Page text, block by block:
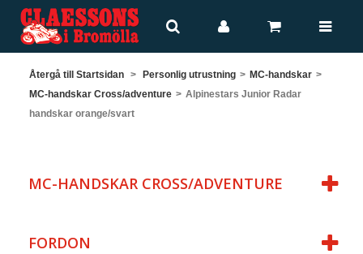
Återgå till Startsidan > Personlig utrustning > MC-handskar >
MC-handskar Cross/adventure > Alpinestars Junior Radar
handskar orange/svart
MC-HANDSKAR CROSS/ADVENTURE
FORDON